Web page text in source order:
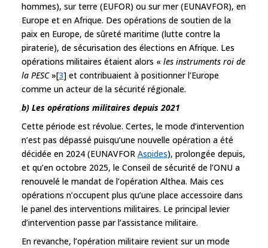
hommes), sur terre (EUFOR) ou sur mer (EUNAVFOR), en
Europe et en Afrique. Des opérations de soutien de la
paix en Europe, de sûreté maritime (lutte contre la
piraterie), de sécurisation des élections en Afrique. Les
opérations militaires étaient alors « les instruments roi de
la PESC»[3] et contribuaient à positionner l’Europe
comme un acteur de la sécurité régionale.
b) Les opérations militaires depuis 2021
Cette période est révolue. Certes, le mode d’intervention
n’est pas dépassé puisqu’une nouvelle opération a été
décidée en 2024 (EUNAVFOR Aspides), prolongée depuis,
et qu’en octobre 2025, le Conseil de sécurité de l’ONU a
renouvelé le mandat de l’opération Althea. Mais ces
opérations n’occupent plus qu’une place accessoire dans
le panel des interventions militaires. Le principal levier
d’intervention passe par l’assistance militaire.
En revanche, l’opération militaire revient sur un mode